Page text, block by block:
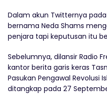
Dalam akun Twitternya
bernama Neda Shams
penjara tapi keputusan itu
Sebelumnya, dilansir Radio
kantor berita garis keras
Pasukan Pengawal Revolusi
ditangkap pada 27